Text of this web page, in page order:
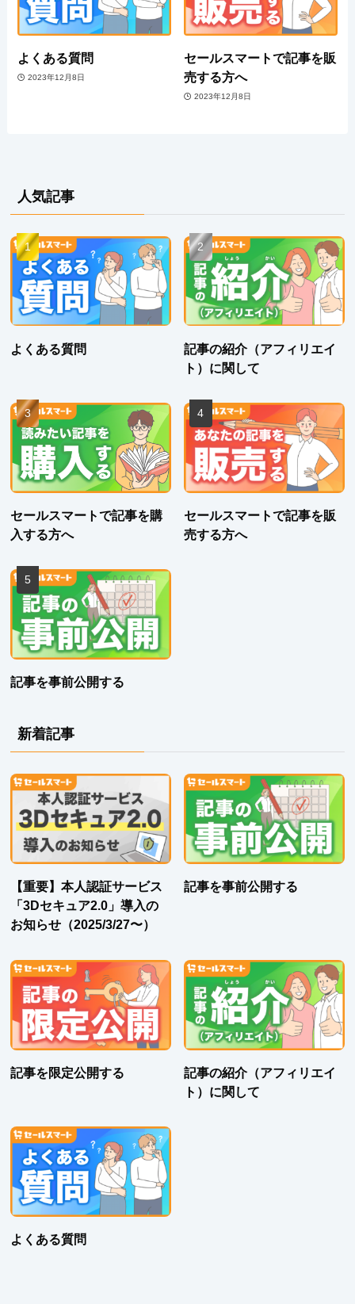
よくある質問
2023年12月8日
セールスマートで記事を販
売する方へ
2023年12月8日
人気記事
よくある質問
記事の紹介（アフィリエイ
ト）に関して
セールスマートで記事を購
入する方へ
セールスマートで記事を販
売する方へ
記事を事前公開する
新着記事
【重要】本人認証サービス
「3Dセキュア2.0」導入の
お知らせ（2025/3/27〜）
記事を事前公開する
記事を限定公開する
記事の紹介（アフィリエイ
ト）に関して
よくある質問